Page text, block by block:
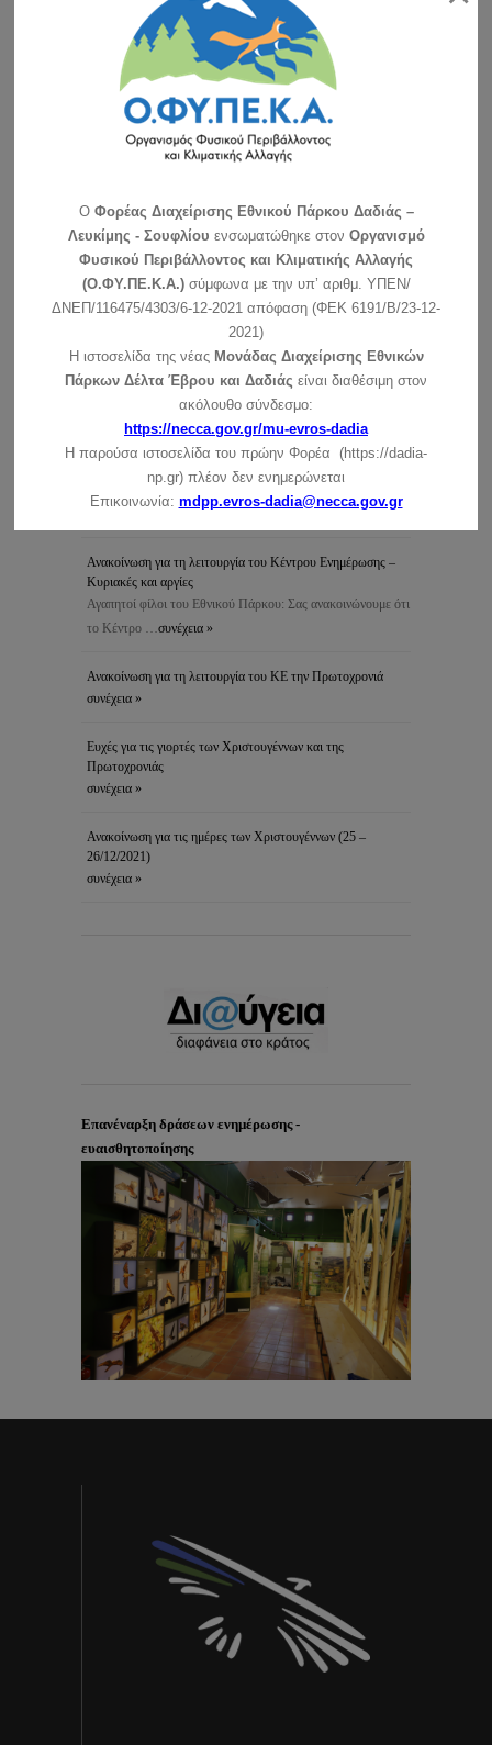
ΑΝΑΖΗΤΗΣΗ
Εορτασμός για τα 30 χρόνια της ημέρας Natura 2000
συνέχεια »
Διαχείριση των διακένων για την αντιπυρική προστασία του
δάσους & την βελτίωση του ενδιαιτήματος της άγριας
πανίδας στο δασικό σύμπλεγμα Δαδιάς-Λευκίμης-Σουφλίου
(περιοχή Πεσσάνης)
Το Δασαρχείο Σουφλίου προκηρύσσει ανοικτή διαδικασία για
τη σύναψη ηλεκτρονικής …συνέχεια »
Συμμετοχή της μονάδας διαχείρισης στην εκδήλωση του
Η Μονάδα Διαχείρισης Εθνικών Πάρκων Δέλτα Έβρου,
Δαδιάς και Προστατευόμενων …
Ανακοίνωση για τη λειτουργία του Κέντρου Ενημέρωσης –
Κυριακές και αργίες
Αγαπητοί φίλοι του Εθνικού Πάρκου: Σας ανακοινώνουμε ότι
το Κέντρο …συνέχεια »
Ανακοίνωση για τη λειτουργία του ΚΕ την Πρωτοχρονιά
συνέχεια »
Ευχές για τις γιορτές των Χριστουγέννων και της
Πρωτοχρονιάς
συνέχεια »
Ανακοίνωση για τις ημέρες των Χριστουγέννων (25 –
26/12/2021)
συνέχεια »
Επανέναρξη δράσεων ενημέρωσης -
ευαισθητοποίησης
O Φορέας Διαχείρισης Εθνικού Πάρκου Δαδιάς –
Λευκίμης - Σουφλίου ενσωματώθηκε στον Οργανισμό
Φυσικού Περιβάλλοντος και Κλιματικής Αλλαγής
(Ο.ΦΥ.ΠΕ.Κ.Α.)σύμφωνα με την υπ’ αριθμ. ΥΠΕΝ/
ΔΝΕΠ/116475/4303/6-12-2021 απόφαση (ΦΕΚ 6191/Β/23-12-
2021)
Η ιστοσελίδα της νέας Μονάδας Διαχείρισης Εθνικών
Πάρκων Δέλτα Έβρου και Δαδιάς είναι διαθέσιμη στον
ακόλουθο σύνδεσμο:
https://necca.gov.gr/mu-evros-dadia
Η παρούσα ιστοσελίδα του πρώην Φορέα (https://dadia-
np.gr) πλέον δεν ενημερώνεται
Επικοινωνία: mdpp.evros-dadia@necca.gov.gr